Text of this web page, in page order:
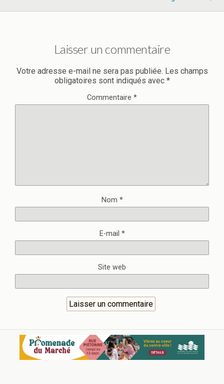
Laisser un commentaire
Votre adresse e-mail ne sera pas publiée. Les champs
obligatoires sont indiqués avec *
Commentaire *
Nom *
E-mail *
Site web